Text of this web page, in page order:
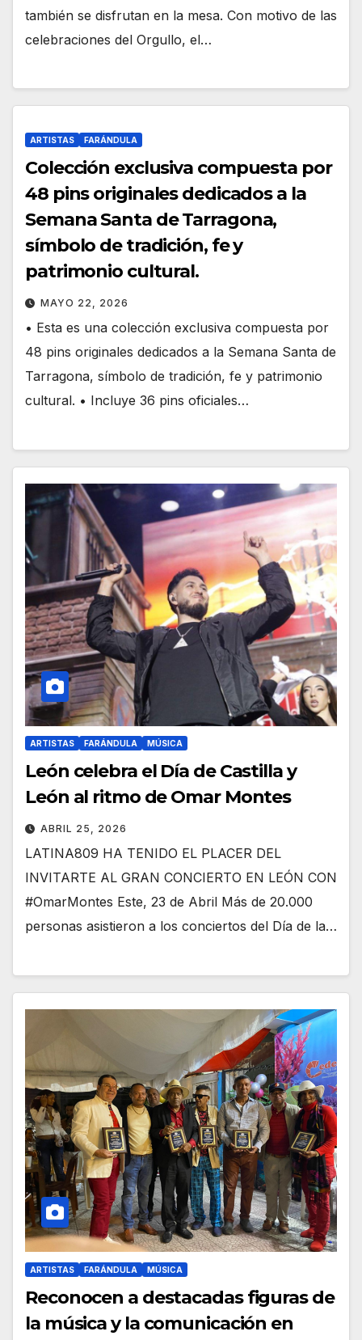
también se disfrutan en la mesa. Con motivo de las
celebraciones del Orgullo, el…
ARTISTAS FARÁNDULA
Colección exclusiva compuesta por
48 pins originales dedicados a la
Semana Santa de Tarragona,
símbolo de tradición, fe y
patrimonio cultural.
MAYO 22, 2026
• Esta es una colección exclusiva compuesta por
48 pins originales dedicados a la Semana Santa de
Tarragona, símbolo de tradición, fe y patrimonio
cultural. • Incluye 36 pins oficiales…
ARTISTAS FARÁNDULA MÚSICA
León celebra el Día de Castilla y
León al ritmo de Omar Montes
ABRIL 25, 2026
LATINA809 HA TENIDO EL PLACER DEL
INVITARTE AL GRAN CONCIERTO EN LEÓN CON
#OmarMontes Este, 23 de Abril Más de 20.000
personas asistieron a los conciertos del Día de la…
ARTISTAS FARÁNDULA MÚSICA
Reconocen a destacadas figuras de
la música y la comunicación en